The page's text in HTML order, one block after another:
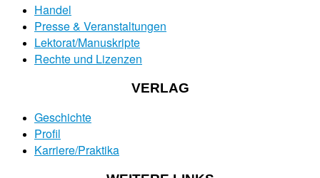
Handel
Presse & Veranstaltungen
Lektorat/Manuskripte
Rechte und Lizenzen
VERLAG
Geschichte
Profil
Karriere/Praktika